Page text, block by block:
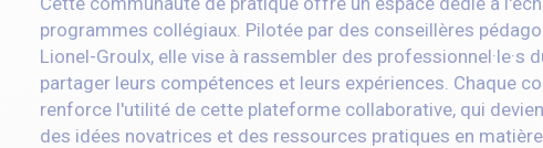
programmes collégiaux. Pilotée par des conseillères
Lionel-Groulx, elle vise à rassembler des professionnel·le·s
partager leurs compétences et leurs expériences. Chaque
renforce l'utilité de cette plateforme collaborative, qui
des idées novatrices et des ressources pratiques en